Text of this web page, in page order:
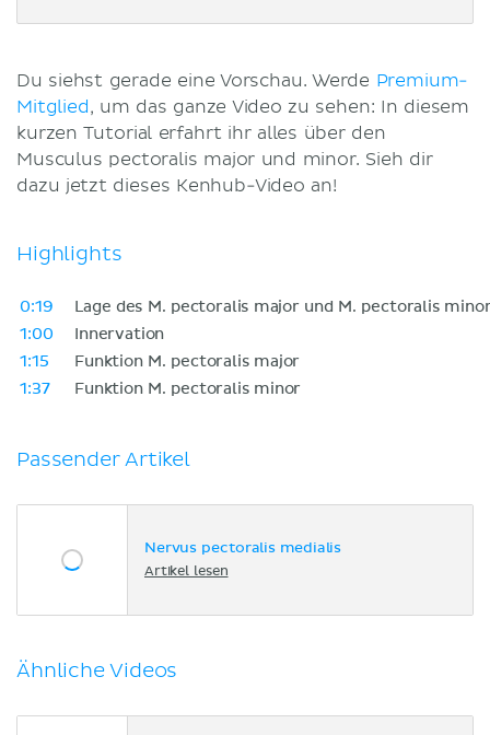
Du siehst gerade eine Vorschau. Werde Premium-
Mitglied, um das ganze Video zu sehen: In diesem
kurzen Tutorial erfahrt ihr alles über den
Musculus pectoralis major und minor. Sieh dir
dazu jetzt dieses Kenhub-Video an!
Highlights
0:19
Lage des M. pectoralis major und M. pectoralis
1:00
Innervation
1:15
Funktion M. pectoralis major
1:37
Funktion M. pectoralis minor
Passender Artikel
Nervus pectoralis medialis
Artikel lesen
Ähnliche Videos